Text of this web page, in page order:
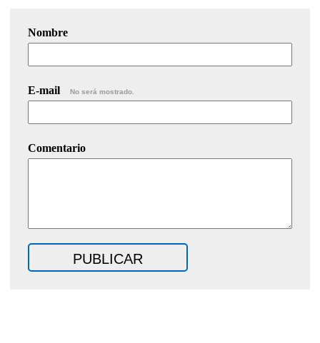
Nombre
E-mail No será mostrado.
Comentario